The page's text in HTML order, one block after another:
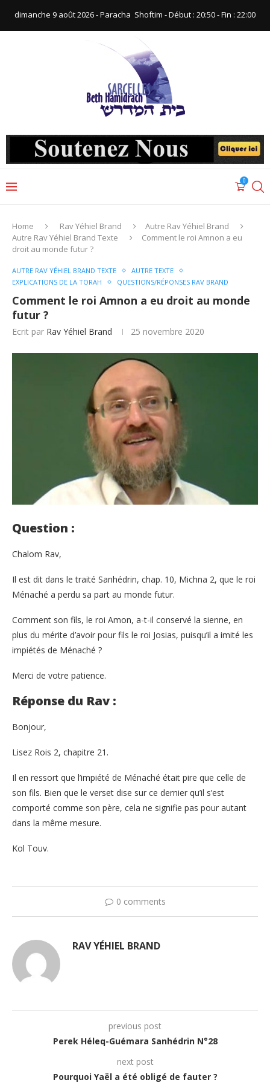
dimanche 9 août 2026 - Paracha ‪ Shoftim‬ - Début : 20:50‬ - Fin : ‪22:00‬
0
Home Rav Yéhiel Brand
Autre Rav Yéhiel Brand
Autre Rav Yéhiel Brand Texte
Comment le roi Amnon a eu
droit au monde futur ?
AUTRE RAV YÉHIEL BRAND TEXTE
AUTRE TEXTE
EXPLICATIONS DE LA TORAH
QUESTIONS/RÉPONSES RAV BRAND
Comment le roi Amnon a eu droit au monde
futur ?
Ecrit par Rav Yéhiel Brand 25 novembre 2020
Question :
Chalom Rav,
Il est dit dans le traité Sanhédrin, chap. 10, Michna 2, que le roi
Ménaché a perdu sa part au monde futur.
Comment son fils, le roi Amon, a-t-il conservé la sienne, en
plus du mérite d’avoir pour fils le roi Josias, puisqu’il a imité les
impiétés de Ménaché ?
Merci de votre patience.
Réponse du Rav :
Bonjour,
Lisez Rois 2, chapitre 21.
Il en ressort que l’impiété de Ménaché était pire que celle de
son fils. Bien que le verset dise sur ce dernier qu’il s’est
comporté comme son père, cela ne signifie pas pour autant
dans la même mesure.
Kol Touv.
0 comments
RAV YÉHIEL BRAND
previous post
Perek Héleq-Guémara Sanhédrin N°28
next post
Pourquoi Yaël a été obligé de fauter ?